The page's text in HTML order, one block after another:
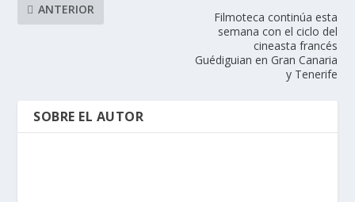
ANTERIOR
Filmoteca continúa esta
semana con el ciclo del
cineasta francés
Guédiguian en Gran Canaria
y Tenerife
SOBRE EL AUTOR